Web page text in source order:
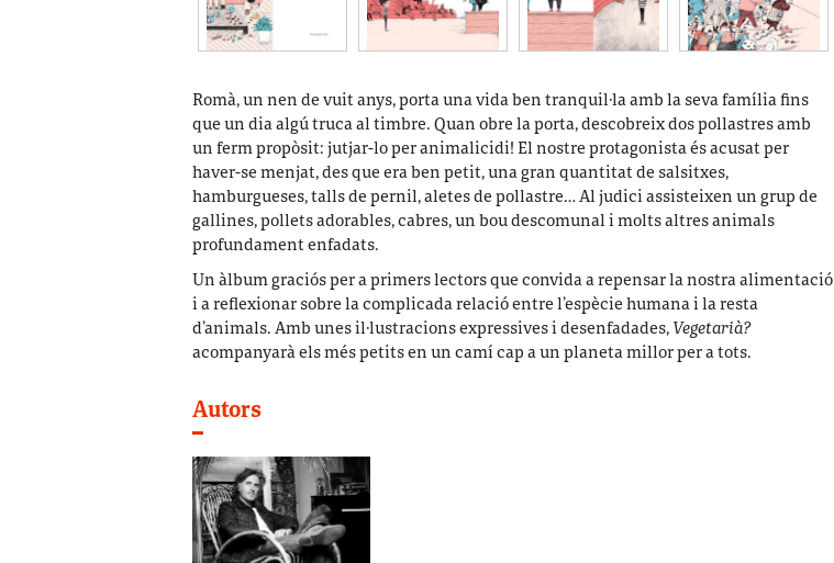
Romà, un nen de vuit anys, porta una vida ben tranquil·la amb la seva família fins
que un dia algú truca al timbre. Quan obre la porta, descobreix dos pollastres amb
un ferm propòsit: jutjar-lo per animalicidi! El nostre protagonista és acusat per
haver-se menjat, des que era ben petit, una gran quantitat de salsitxes,
hamburgueses, talls de pernil, aletes de pollastre… Al judici assisteixen un grup de
gallines, pollets adorables, cabres, un bou descomunal i molts altres animals
profundament enfadats.
Un àlbum graciós per a primers lectors que convida a repensar la nostra alimentació
i a reflexionar sobre la complicada relació entre l’espècie humana i la resta
d’animals. Amb unes il·lustracions expressives i desenfadades, Vegetarià?
acompanyarà els més petits en un camí cap a un planeta millor per a tots.
Autors